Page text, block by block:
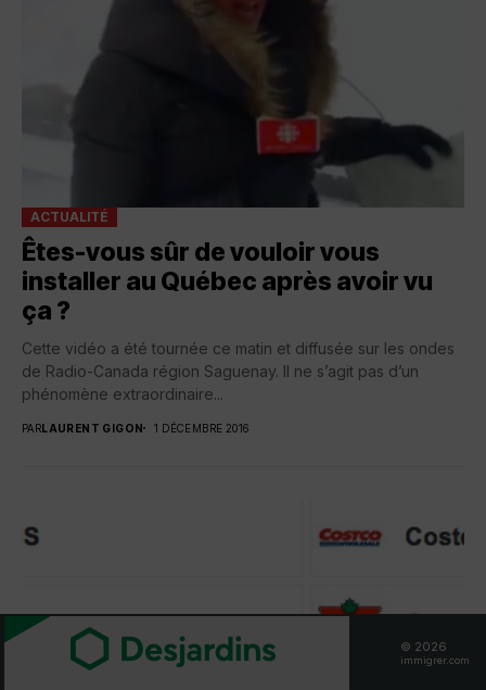
ACTUALITÉ
Êtes-vous sûr de vouloir vous
installer au Québec après avoir vu
ça ?
Cette vidéo a été tournée ce matin et diffusée sur les ondes
de Radio-Canada région Saguenay. Il ne s’agit pas d’un
phénomène extraordinaire...
PAR LAURENT GIGON 1 DÉCEMBRE 2016
© 2026
immigrer.com